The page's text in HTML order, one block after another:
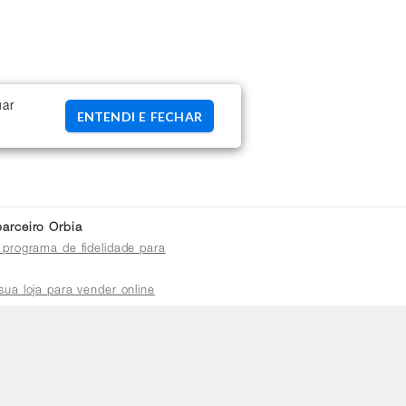
ENTENDI E FECHAR
Orbia
programa de fidelidade para
loja para vender online